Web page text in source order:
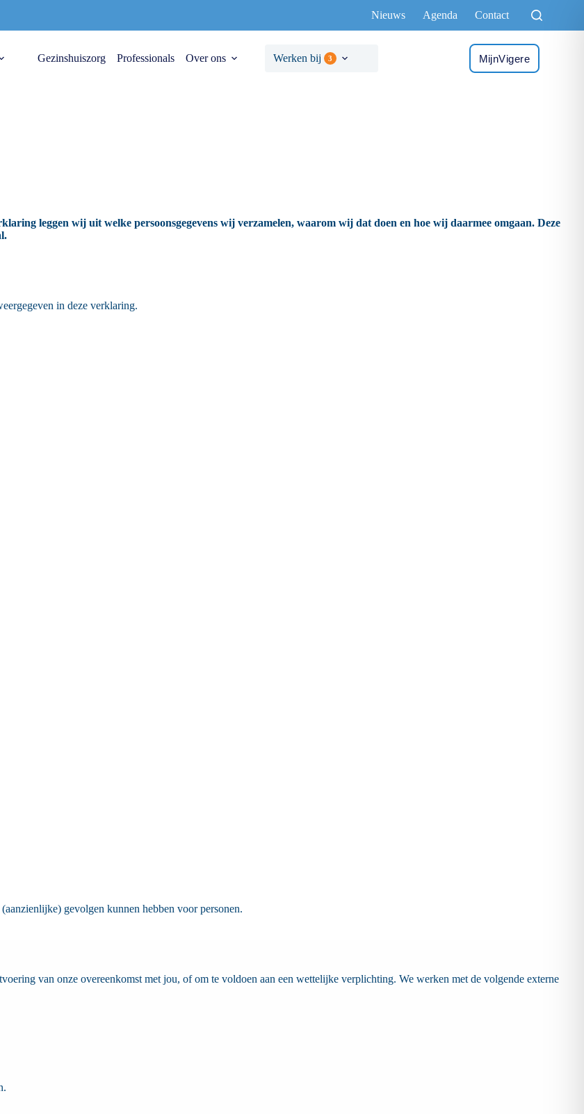
Nieuws Agenda Contact
Gezinshuiszorg Professionals Over ons Werken bij 3 MijnVigere
leggen wij uit welke persoonsgegevens wij verzamelen, waarom wij dat doen en hoe wij daarmee omgaan. Deze
in deze verklaring.
gevolgen kunnen hebben voor personen.
van onze overeenkomst met jou, of om te voldoen aan een wettelijke verplichting. We werken met de volgende externe